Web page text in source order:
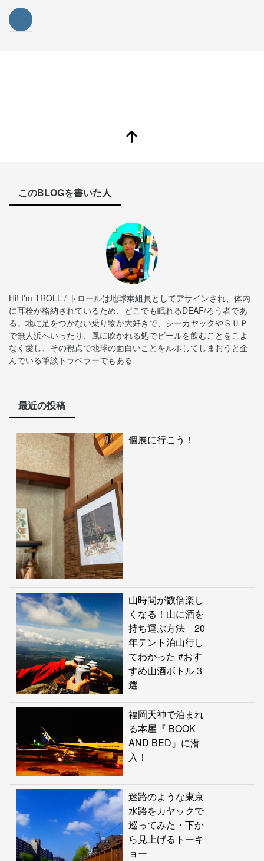
このBLOGを書いた人
Hi! I'm TROLL / トロールは地球乗組員としてアサインされ、体内
に耳栓が格納されているため、どこでも眠れるDEAF/ろう者であ
る。地に足をつかない乗り物が大好きで、シーカヤックやＳＵＰ
で無人浜へいったり、風に吹かれる処でビールを飲むことをこよ
なく愛し、その視点で地球の面白いことをルポしてしまおうと企
んでいる筆談トラベラーでもある
最近の投稿
個展に行こう！
山時間が数倍楽し
くなる！山に酒を
持ち運ぶ方法 20
年テント泊山行し
てわかった #おす
すめ山酒ボトル３
選
福岡天神で泊まれ
る本屋『 BOOK
AND BED』に潜
入！
迷路のような東京
水路をカヤックで
巡ってみた・下か
ら見上げるトーキ
ョー